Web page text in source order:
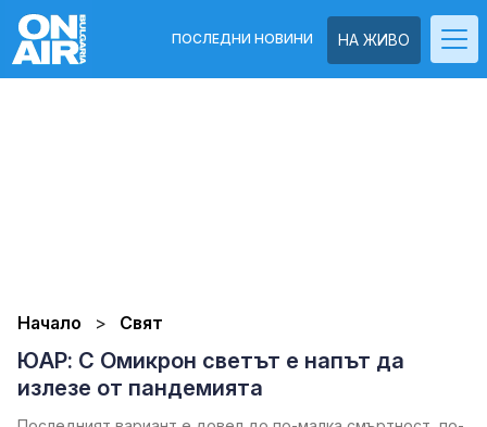
НА ЖИВО
ПОСЛЕДНИ НОВИНИ
Начало Свят
ЮАР: С Омикрон светът е напът да
излезе от пандемията